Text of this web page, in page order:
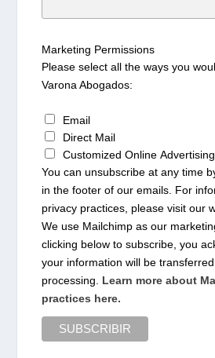
Marketing Permissions
Please select all the ways you
Varona Abogados:
Email
Direct Mail
Customized Online Advertising
You can unsubscribe at any time
in the footer of our emails. For
privacy practices, please visit our
We use Mailchimp as our
clicking below to subscribe, you
your information will be
processing. Learn more about
practices here.